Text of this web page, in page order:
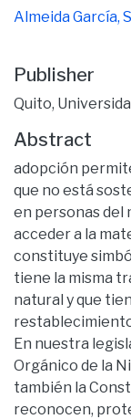
Almeida García,
Publisher
Quito,
Abstract
adopción
que no está
en personas del
acceder a la
constituye
tiene la misma
natural y que
En nuestra
Orgánico de la
también la
reconocen,